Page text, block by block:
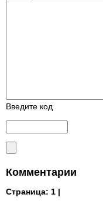
Введите код
Комментарии
Страница: 1 |